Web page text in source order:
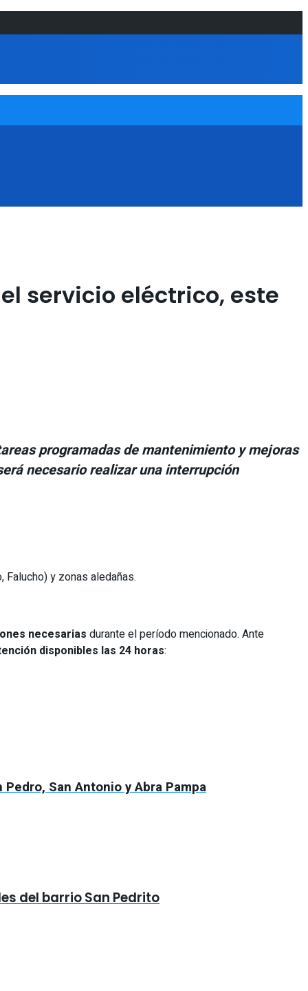
servicio eléctrico, este
programadas de mantenimiento y mejoras
necesario realizar una interrupción
Falucho) y zonas aledañas.
necesarias durante el período mencionado. Ante
disponibles las 24 horas:
San Antonio y Abra Pampa
del barrio San Pedrito